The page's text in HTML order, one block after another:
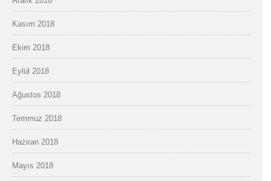
Kasım 2018
Ekim 2018
Eylül 2018
Ağustos 2018
Temmuz 2018
Haziran 2018
Mayıs 2018